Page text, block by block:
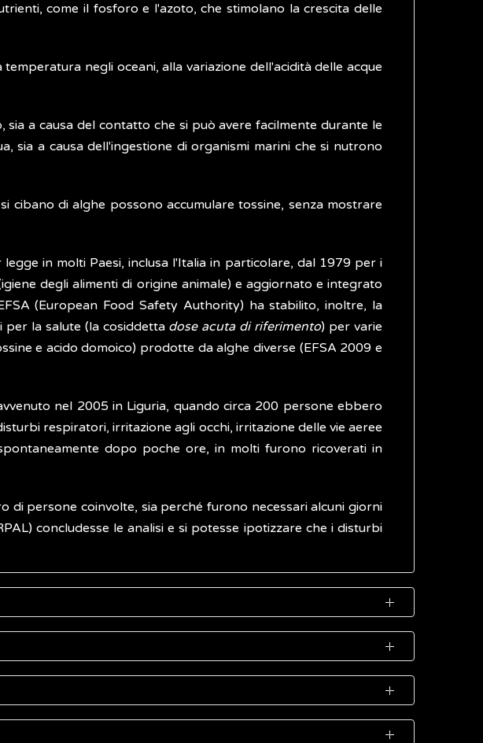
come il fosforo e l'azoto, che stimolano la crescita delle
negli oceani, alla variazione dell'acidità delle acque
a causa del contatto che si può avere facilmente durante le
sia a causa dell'ingestione di organismi marini che si nutrono
cibano di alghe possono accumulare tossine, senza mostrare
in molti Paesi, inclusa l'Italia in particolare, dal 1979 per i
degli alimenti di origine animale) e aggiornato e integrato
(European Food Safety Authority) ha stabilito, inoltre, la
per la salute (la cosiddetta dose acuta di riferimento) per varie
e acido domoico) prodotte da alghe diverse (EFSA 2009 e
nel 2005 in Liguria, quando circa 200 persone ebbero
respiratori, irritazione agli occhi, irritazione delle vie aeree
dopo poche ore, in molti furono ricoverati in
di persone coinvolte, sia perché furono necessari alcuni giorni
concludesse le analisi e si potesse ipotizzare che i disturbi
contatto con il fondale o su un supporto solido come d
comprese tra i 30 e i 70 micrometri, ed è quindi invisibile a
chiazze bruno-rossastre ben riconoscibili in mare.
rosse e brune e su fondi rocciosi.
molto intense di